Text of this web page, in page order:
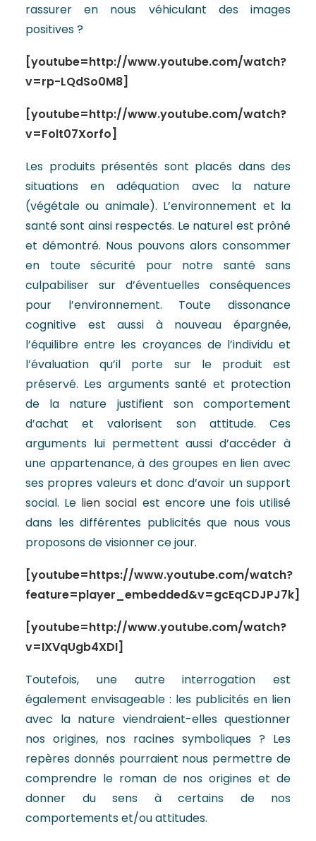
rassurer en nous véhiculant des images
positives ?
[youtube=http://www.youtube.com/watch?
v=rp-LQdSo0M8]
[youtube=http://www.youtube.com/watch?
v=Folt07Xorfo]
Les produits présentés sont placés dans des
situations en adéquation avec la nature
(végétale ou animale). L’environnement et la
santé sont ainsi respectés. Le naturel est prôné
et démontré. Nous pouvons alors consommer
en toute sécurité pour notre santé sans
culpabiliser sur d’éventuelles conséquences
pour l’environnement. Toute dissonance
cognitive est aussi à nouveau épargnée,
l’équilibre entre les croyances de l’individu et
l’évaluation qu’il porte sur le produit est
préservé. Les arguments santé et protection
de la nature justifient son comportement
d’achat et valorisent son attitude. Ces
arguments lui permettent aussi d’accéder à
une appartenance, à des groupes en lien avec
ses propres valeurs et donc d’avoir un support
social. Le lien social est encore une fois utilisé
dans les différentes publicités que nous vous
proposons de visionner ce jour.
[youtube=https://www.youtube.com/watch?
feature=player_embedded&v=gcEqCDJPJ7k]
[youtube=http://www.youtube.com/watch?
v=IXVqUgb4XDI]
Toutefois, une autre interrogation est
également envisageable : les publicités en lien
avec la nature viendraient-elles questionner
nos origines, nos racines symboliques ? Les
repères donnés pourraient nous permettre de
comprendre le roman de nos origines et de
donner du sens à certains de nos
comportements et/ou attitudes.